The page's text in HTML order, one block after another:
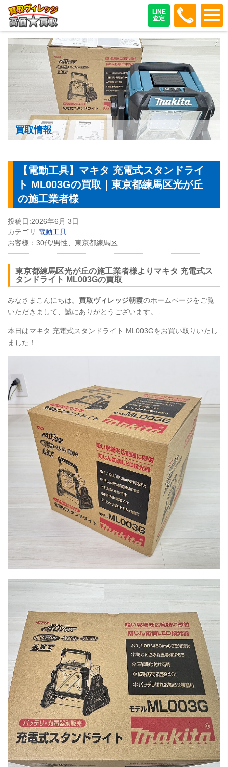
LINE
査定
048-
買取情報
【電動工具】マキタ 充電式スタンドライ
ト ML003Gの買取｜東京都練馬区光が丘
の施工業者様
投稿日:2026年6月 3日
カテゴリ:電動工具
お客様： 30代/男性、東京都練馬区
東京都練馬区光が丘の施工業者様よりマキタ 充電式ス
タンドライト ML003Gの買取
みなさまこんにちは。 買取ヴィレッジ朝霞のホームページをご覧
いただきまして、誠にありがとうございます。
本日はマキタ 充電式スタンドライト ML003Gをお買い取りいたし
ました！